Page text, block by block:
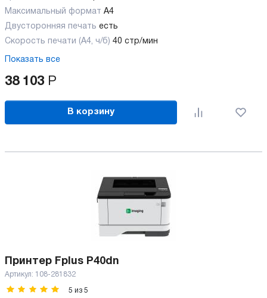
Максимальный формат А4
Двусторонняя печать есть
Скорость печати (А4, ч/б) 40 стр/мин
Показать все
38 103 Р
В корзину
Принтер Fplus P40dn
Артикул: 108-281832
5 из 5